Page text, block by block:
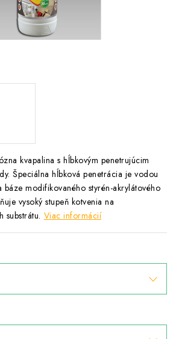
údajů
Obchodní podmínky
kvapalina s hĺbkovým penetrujúcim
Špeciálna hĺbková penetrácia je vodou
modifikovaného styrén-akrylátového
vysoký stupeň kotvenia na
substrátu. Viac informácií